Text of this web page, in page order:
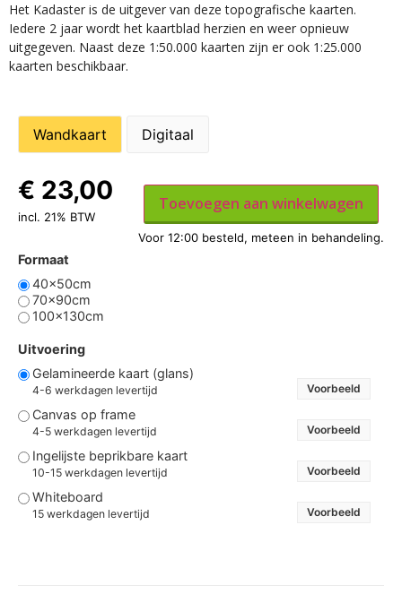
Het Kadaster is de uitgever van deze topografische kaarten.
Iedere 2 jaar wordt het kaartblad herzien en weer opnieuw
uitgegeven. Naast deze 1:50.000 kaarten zijn er ook 1:25.000
kaarten beschikbaar.
Wandkaart Digitaal
Formaat
40x50cm
70x90cm
100x130cm
Uitvoering
Gelamineerde kaart (glans)
4-6 werkdagen levertijd Voorbeeld
Canvas op frame
4-5 werkdagen levertijd Voorbeeld
Ingelijste beprikbare kaart
10-15 werkdagen levertijd Voorbeeld
Whiteboard
15 werkdagen levertijd Voorbeeld
€ 23,00
incl. 21% BTW
Toevoegen aan winkelwagen